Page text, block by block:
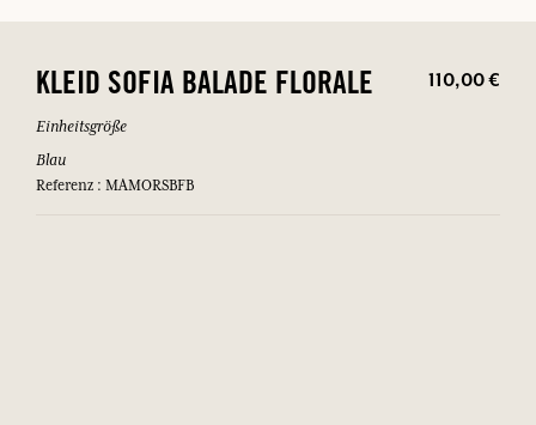
KLEID SOFIA BALADE FLORALE 110,00 €
Einheitsgröße
Blau
Referenz : MAMORSBFB